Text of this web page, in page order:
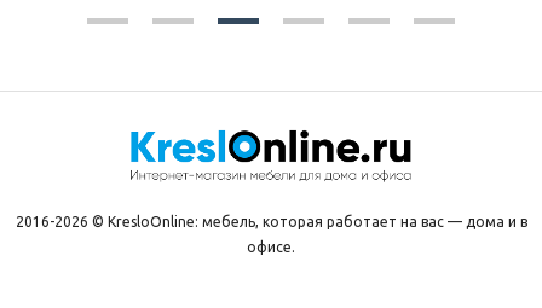
2016-2026 © KresloOnline: мебель, которая работает на вас — дома и в
офисе.